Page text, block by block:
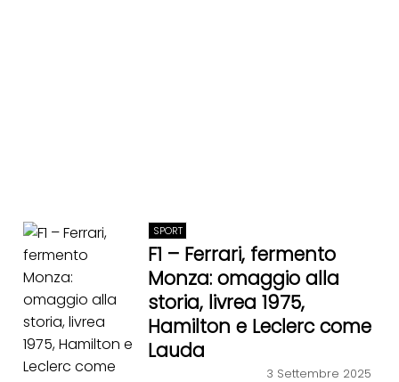
SPORT
F1 – Ferrari, fermento
Monza: omaggio alla
storia, livrea 1975,
Hamilton e Leclerc come
Lauda
3 Settembre 2025